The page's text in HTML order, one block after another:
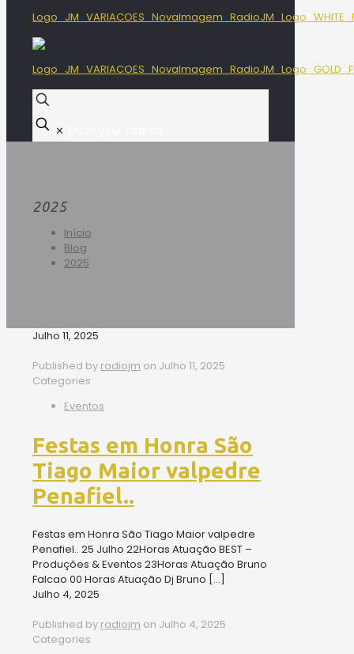
✕
2025
Início
Blog
2025
Julho 11, 2025
Published by radiojm on Julho 11, 2025
Categories
Eventos
Festas em Honra São
Tiago Maior valpedre
Penafiel..
Festas em Honra São Tiago Maior valpedre
Penafiel.. 25 Julho 22Horas Atuação BEST –
Produções & Eventos 23Horas Atuação Bruno
Falcao 00 Horas Atuação Dj Bruno […]
Julho 4, 2025
Published by radiojm on Julho 4, 2025
Categories